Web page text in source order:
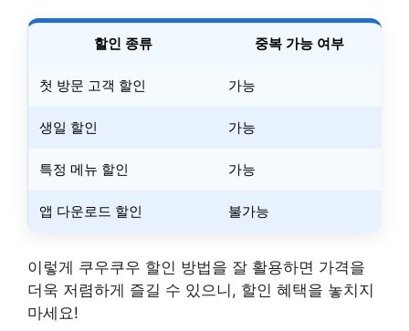
할인 종류 중복 가능 여부
첫 방문 고객 할인 가능
생일 할인 가능
특정 메뉴 할인 가능
앱 다운로드 할인 불가능
이렇게 쿠우쿠우 할인 방법을 잘 활용하면 가격을
더욱 저렴하게 즐길 수 있으니, 할인 혜택을 놓치지
마세요!